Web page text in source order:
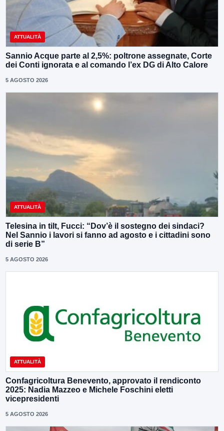
ATTUALITÀ
Sannio Acque parte al 2,5%: poltrone assegnate, Corte
dei Conti ignorata e al comando l’ex DG di Alto Calore
5 AGOSTO 2026
ATTUALITÀ
Telesina in tilt, Fucci: “Dov’è il sostegno dei sindaci?
Nel Sannio i lavori si fanno ad agosto e i cittadini sono
di serie B”
5 AGOSTO 2026
ATTUALITÀ
Confagricoltura Benevento, approvato il rendiconto
2025: Nadia Mazzeo e Michele Foschini eletti
vicepresidenti
5 AGOSTO 2026